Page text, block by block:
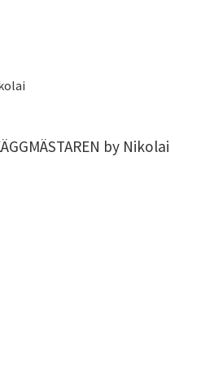
by Nikolai